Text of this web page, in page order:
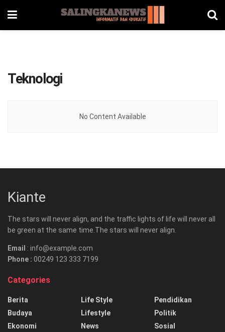
Teknologi
No Content Available
Kiante
The stars will never align, and the traffic lights of life will never all
be green at the same time.The stars will never align.
Email : info@example.com
Phone : 00249 123 333 7199
Categories
Berita
Budaya
Ekonomi
Life Style
Lifestyle
News
Pendidikan
Politik
Sosial